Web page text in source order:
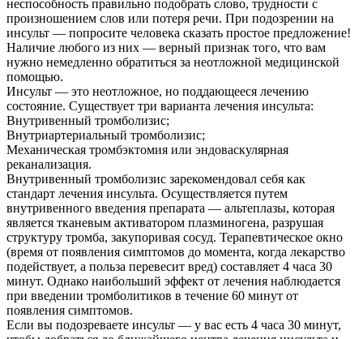
неспособность правильно подобрать слово, трудности с
произношением слов или потеря речи. При подозрении на
инсульт — попросите человека сказать простое предложение!
Наличие любого из них — верный признак того, что вам
нужно немедленно обратиться за неотложной медицинской
помощью.
Инсульт — это неотложное, но поддающееся лечению
состояние. Существует три варианта лечения инсульта:
Внутривенный тромболизис;
Внутриартериальный тромболизис;
Механическая тромбэктомия или эндоваскулярная
реканализация.
Внутривенный тромболизис зарекомендовал себя как
стандарт лечения инсульта. Осуществляется путем
внутривенного введения препарата — альтеплазы, которая
является тканевым активатором плазминогена, разрушая
структуру тромба, закупоривая сосуд. Терапевтическое окно
(время от появления симптомов до момента, когда лекарство
подействует, а польза перевесит вред) составляет 4 часа 30
минут. Однако наибольший эффект от лечения наблюдается
при введении тромболитиков в течение 60 минут от
появления симптомов.
Если вы подозреваете инсульт — у вас есть 4 часа 30 минут,